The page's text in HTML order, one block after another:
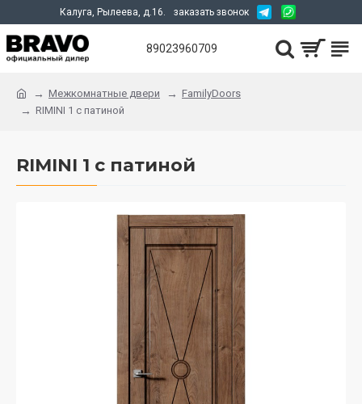
Калуга, Рылеева, д.16. заказать звонок
89023960709
Межкомнатные двери
FamilyDoors
RIMINI 1 с патиной
RIMINI 1 с патиной